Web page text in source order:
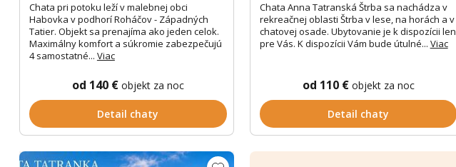
Chata pri potoku leží v malebnej obci
Habovka v podhorí Roháčov - Západných
Tatier. Objekt sa prenajíma ako jeden celok.
Maximálny komfort a súkromie zabezpečujú
4 samostatné... Viac
od 140 € objekt za noc
Detail chaty
Chata Anna Tatranská Štrba sa nachádza v
rekreačnej oblasti Štrba v lese, na horách a v
chatovej osade. Ubytovanie je k dispozícii len
pre Vás. K dispozícii Vám bude útulné... Viac
od 110 € objekt za noc
Detail chaty